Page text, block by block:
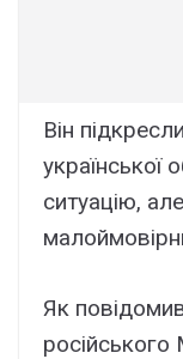
Він
української
ситуацію,
Як
російського